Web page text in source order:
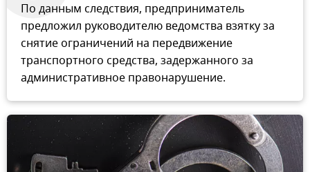
По данным следствия, предприниматель
предложил руководителю ведомства взятку за
снятие ограничений на передвижение
транспортного средства, задержанного за
административное правонарушение.